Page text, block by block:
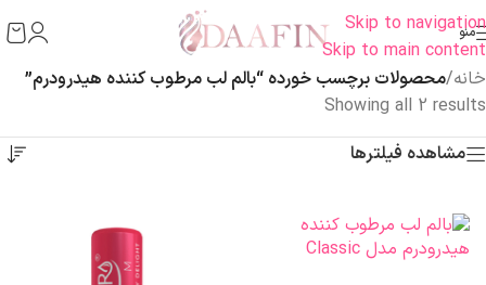
Skip to navigation
Skip to main content
منو
خانه/محصولات برچسب خورده “بالم لب مرطوب کننده هیدرودرم”
Showing all 2 results
مشاهده فیلترها